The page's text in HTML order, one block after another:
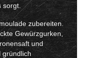
zubereiten.
Gewürzgurken,
und
gründlich